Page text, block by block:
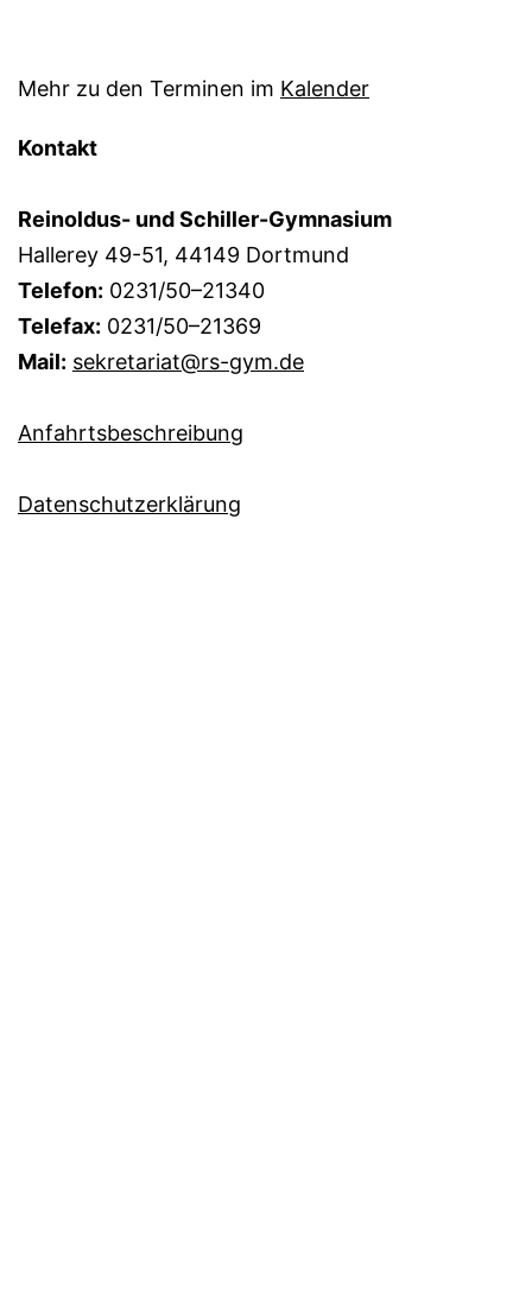
Mehr zu den Terminen im Kalender
Kontakt
Reinoldus- und Schiller-Gymnasium
Hallerey 49-51, 44149 Dortmund
Telefon: 0231/50–21340
Telefax: 0231/50–21369
Mail: sekretariat@rs-gym.de
Anfahrtsbeschreibung
Datenschutzerklärung